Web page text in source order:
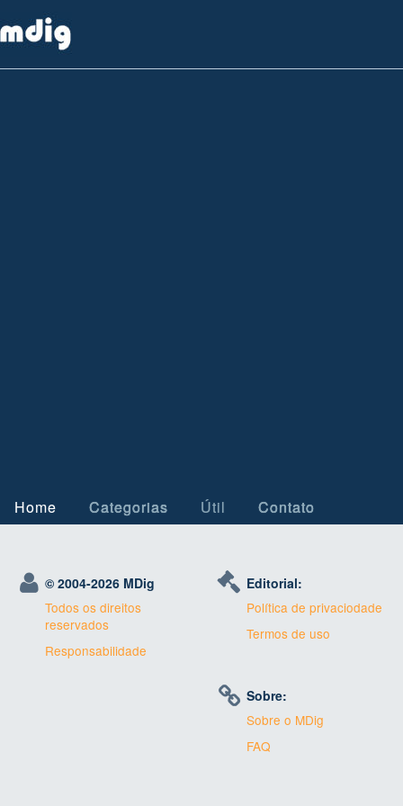
Home Categorias Útil Contato
© 2004-2026 MDig
Todos os direitos
reservados
Responsabilidade
Editorial:
Política de privaciodade
Termos de uso
Sobre:
Sobre o MDig
FAQ